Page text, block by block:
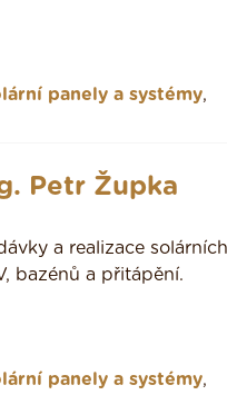
panely a systémy,
Petr Župka
a realizace
bazénů a přitápění.
panely a systémy,